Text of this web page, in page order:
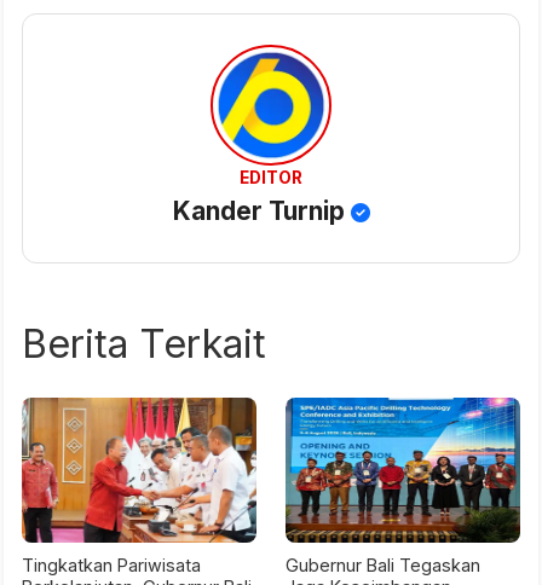
EDITOR
Kander Turnip
Berita Terkait
Tingkatkan Pariwisata
Gubernur Bali Tegaskan